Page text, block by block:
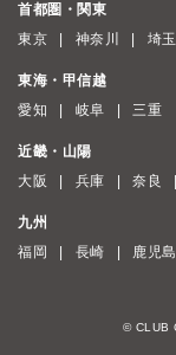
首都圏・関東
東京
神奈川 埼玉
東海・甲信越
愛知
岐阜 三重
近畿・山陽
大阪
兵庫 奈良
九州
福岡
長崎 鹿児島
© CLUB